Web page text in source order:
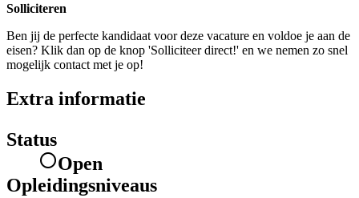
Solliciteren
Ben jij de perfecte kandidaat voor deze vacature en voldoe je aan de
eisen? Klik dan op de knop 'Solliciteer direct!' en we nemen zo snel
mogelijk contact met je op!
Extra informatie
Status
Open
Opleidingsniveaus